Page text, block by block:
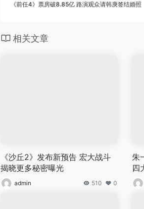
《前任4》票房破8.85亿 路演观众请韩庚签结婚照
相关文章
《沙丘2》发布新预告 宏大战斗
揭晓更多秘密曝光
admin 510 0
朱
四